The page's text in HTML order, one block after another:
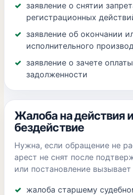
заявление о снятии
регистрационных
заявление об окончании
исполнительного
заявление о зачете
задолженности
Жалоба на действия
бездействие
Нужна, если обращение не
арест не снят после
или постановление
жалоба старшему